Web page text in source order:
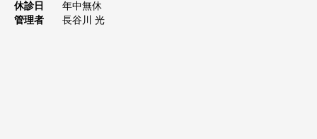
休診日
年中無休
管理者
長谷川 光